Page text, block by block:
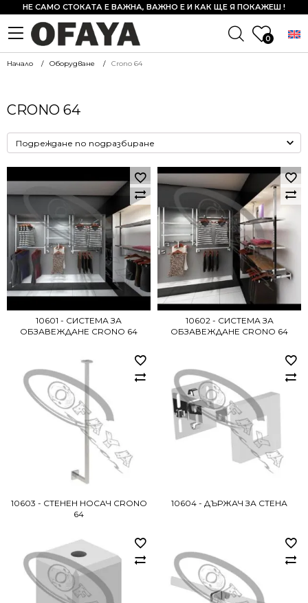
0
НЕ САМО СТОКАТА Е ВАЖНА, ВАЖНО Е И КАК ЩЕ Я ПОКАЖЕШ !
Начало Оборудване Crono 64
CRONO 64
10601 - СИСТЕМА ЗА
ОБЗАВЕЖДАНЕ CRONO 64
10602 - СИСТЕМА ЗА
ОБЗАВЕЖДАНЕ CRONO 64
10603 - СТЕНЕН НОСАЧ CRONO
64
10604 - ДЪРЖАЧ ЗА СТЕНА